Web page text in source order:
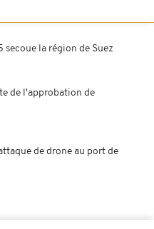
secoue la région de Suez
de l'approbation de
de drone au port de